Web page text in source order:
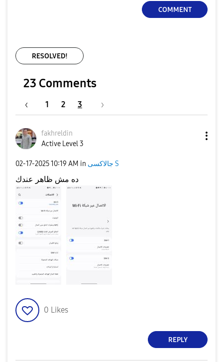
COMMENT
RESOLVED!
23 Comments
1 2 3
fakhreldin
Active Level 3
‎02-17-202510:19 AM in جالاكسى S
ده مش ظاهر عندك
0 Likes
REPLY